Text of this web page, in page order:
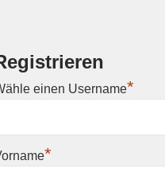
einen Username*
*